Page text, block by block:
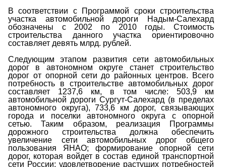
В соответствии с Программой сроки строительства
участка автомобильной дороги Надым-Салехард
обозначены с 2002 по 2010 годы. Стоимость
строительства данного участка ориентировочно
составляет девять млрд. рублей.
Следующим этапом развития сети автомобильных
дорог в автономном округе станет строительство
дорог от опорной сети до районных центров. Всего
потребность в строительстве автомобильных дорог
составляет 1237,6 км, в том числе: 503,9 км
автомобильной дороги Сургут-Салехард (в пределах
автономного округа), 733,6 км дорог, связывающих
города и поселки автономного округа с опорной
сетью. Таким образом, реализация Программы
дорожного строительства должна обеспечить
увеличение сети автомобильных дорог общего
пользования ЯНАО; формирование опорной сети
дорог, которая войдет в состав единой транспортной
сети России; удовлетворение растущих потребностей